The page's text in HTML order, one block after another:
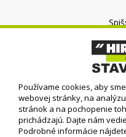
O
Používame cookies, aby
webovej stránky, na
stránok a na pochopenie
prichádzajú. Dajte nám
Podrobné informácie